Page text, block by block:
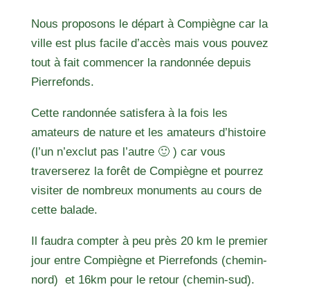
Nous proposons le départ à Compiègne car la
ville est plus facile d’accès mais vous pouvez
tout à fait commencer la randonnée depuis
Pierrefonds.
Cette randonnée satisfera à la fois les
amateurs de nature et les amateurs d’histoire
(l’un n’exclut pas l’autre 🙂 ) car vous
traverserez la forêt de Compiègne et pourrez
visiter de nombreux monuments au cours de
cette balade.
Il faudra compter à peu près 20 km le premier
jour entre Compiègne et Pierrefonds (chemin-
nord) et 16km pour le retour (chemin-sud).